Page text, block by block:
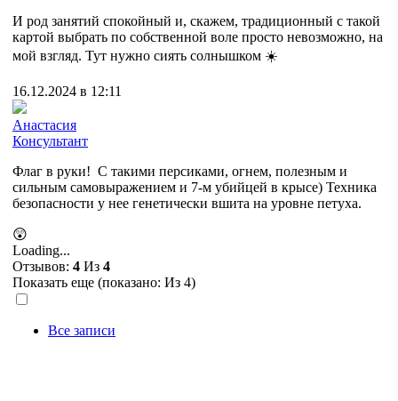
И род занятий спокойный и, скажем, традиционный с такой
картой выбрать по собственной воле просто невозможно, на
мой взгляд. Тут нужно сиять солнышком ☀️
16.12.2024 в 12:11
Анастасия
Консультант
Флаг в руки! С такими персиками, огнем, полезным и
сильным самовыражением и 7-м убийцей в крысе) Техника
безопасности у нее генетически вшита на уровне петуха.
😲
Loading...
Отзывов: 4 Из 4
Показать еще (показано: Из 4)
Все записи